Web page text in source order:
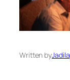
Written by